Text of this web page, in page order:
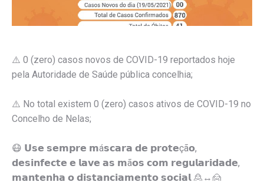
⚠️ 0 (zero) casos novos de COVID-19 reportados hoje
pela Autoridade de Saúde pública concelhia;
⚠️ No total existem 0 (zero) casos ativos de COVID-19 no
Concelho de Nelas;
😷 𝗨𝘀𝗲 𝘀𝗲𝗺𝗽𝗿𝗲 𝗺á𝘀𝗰𝗮𝗿𝗮 𝗱𝗲 𝗽𝗿𝗼𝘁𝗲çã𝗼,
𝗱𝗲𝘀𝗶𝗻𝗳𝗲𝗰𝘁𝗲 𝗲 𝗹𝗮𝘃𝗲 𝗮𝘀 𝗺ã𝗼𝘀 𝗰𝗼𝗺 𝗿𝗲𝗴𝘂𝗹𝗮𝗿𝗶𝗱𝗮𝗱𝗲,
𝗺𝗮𝗻𝘁𝗲𝗻𝗵𝗮 𝗼 𝗱𝗶𝘀𝘁𝗮𝗻𝗰𝗶𝗮𝗺𝗲𝗻𝘁𝗼 𝘀𝗼𝗰𝗶𝗮𝗹 🙎↔️🙍